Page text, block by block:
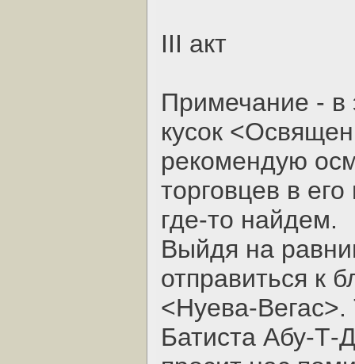
III акт
Примечание - в
кусок
рекомендую
торговцев в
где-то найдем.
Выйдя на
отправиться к
<Нуева-
Батиста Абу-Т-